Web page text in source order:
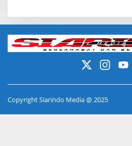
Copyright Siarindo Media @ 2025